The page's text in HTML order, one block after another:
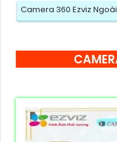
Camera 360 Ezviz